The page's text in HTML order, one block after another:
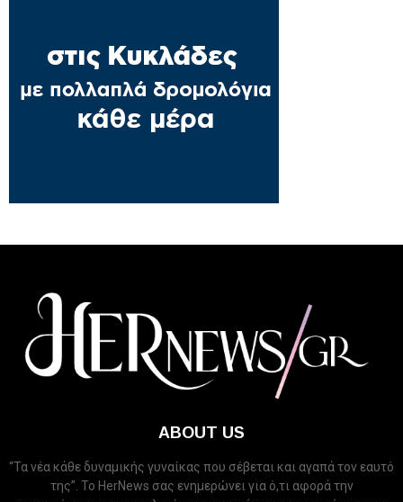
ABOUT US
“Τα νέα κάθε δυναμικής γυναίκας που σέβεται και αγαπά τον εαυτό
της”. Το HerNews σας ενημερώνει για ό,τι αφορά την